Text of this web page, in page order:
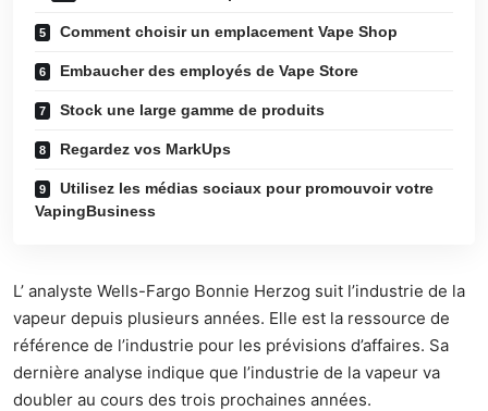
Comment choisir un emplacement Vape Shop
Embaucher des employés de Vape Store
Stock une large gamme de produits
Regardez vos MarkUps
Utilisez les médias sociaux pour promouvoir votre
VapingBusiness
L’ analyste Wells-Fargo Bonnie Herzog suit l’industrie de la
vapeur depuis plusieurs années. Elle est la ressource de
référence de l’industrie pour les prévisions d’affaires. Sa
dernière analyse indique que l’industrie de la vapeur va
doubler au cours des trois prochaines années.